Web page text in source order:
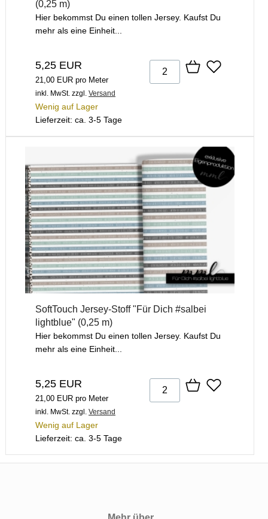
(0,25 m)
Hier bekommst Du einen tollen Jersey. Kaufst Du
mehr als eine Einheit...
5,25 EUR
21,00 EUR pro Meter
inkl. MwSt. zzgl. Versand
Wenig auf Lager
Lieferzeit: ca. 3-5 Tage
SoftTouch Jersey-Stoff "Für Dich #salbei
lightblue" (0,25 m)
Hier bekommst Du einen tollen Jersey. Kaufst Du
mehr als eine Einheit...
5,25 EUR
21,00 EUR pro Meter
inkl. MwSt. zzgl. Versand
Wenig auf Lager
Lieferzeit: ca. 3-5 Tage